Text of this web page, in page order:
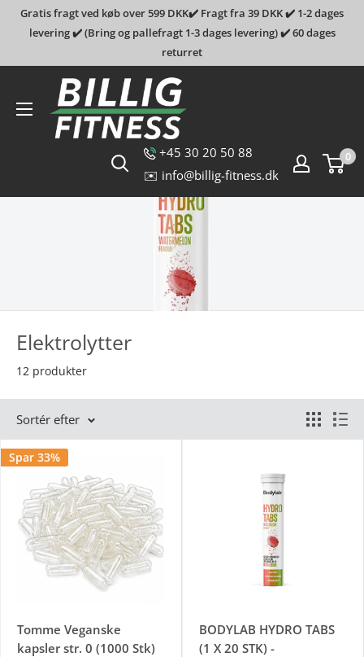
Gratis fragt ved køb over 599 DKK✔️ Fragt fra 39 DKK ✔️ 1-2 dages
levering ✔️ (Bring og pallefragt 1-3 dages levering) ✔️ 60 dages
returret
Billig-
fitness.dk
+45 30 20 50 88
✉️ info@billig-fitness.dk
0
Elektrolytter
12 produkter
Sortér efter
Spar 33%
Tomme Veganske
kapsler str. 0 (1000 Stk)
BODYLAB HYDRO TABS
(1 X 20 STK) -